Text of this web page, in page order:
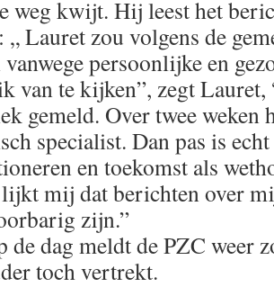
weg kwijt. Hij leest het
„ Lauret zou volgens de
persoonlijke en
van te kijken”, zegt
gemeld. Over twee weken
specialist. Dan pas is
en toekomst als
mij dat berichten over
zijn.”
de dag meldt de PZC weer
toch vertrekt.